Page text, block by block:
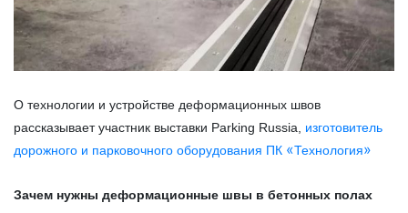
О технологии и устройстве деформационных швов
рассказывает участник выставки Parking Russia, изготовитель
дорожного и парковочного оборудования ПК «Технология»
Зачем нужны деформационные швы в бетонных полах